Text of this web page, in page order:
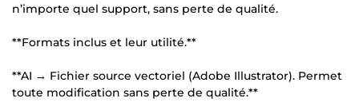
n’importe quel support, sans perte de qualité.
**Formats inclus et leur utilité.**
**AI → Fichier source vectoriel (Adobe Illustrator). Permet
toute modification sans perte de qualité.**